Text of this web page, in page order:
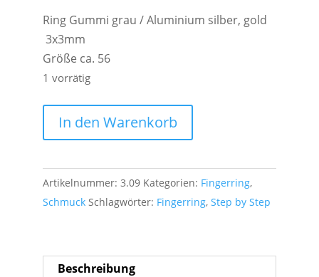
Ring Gummi grau / Aluminium silber, gold
3x3mm
Größe ca. 56
1 vorrätig
Fingerring
Menge
In den Warenkorb
Artikelnummer: 3.09 Kategorien: Fingerring,
Schmuck Schlagwörter: Fingerring, Step by Step
Beschreibung